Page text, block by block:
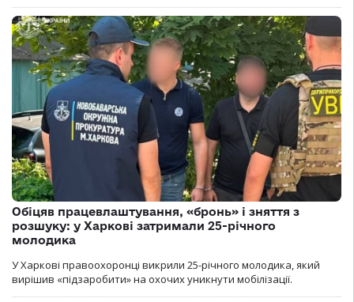
Обіцяв працевлаштування, «бронь» і зняття з
розшуку: у Харкові затримали 25-річного
молодика
У Харкові правоохоронці викрили 25-річного молодика, який
вирішив «підзаробити» на охочих уникнути мобілізації.